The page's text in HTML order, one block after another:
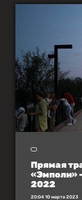
Прямая
«Эмполи»
2022
20:04 10 марта 2023